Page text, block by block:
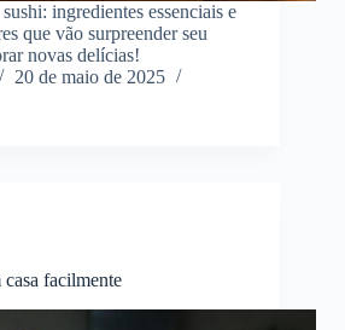
ingredientes essenciais e
que vão surpreender seu
novas delícias!
20 de maio de 2025
facilmente